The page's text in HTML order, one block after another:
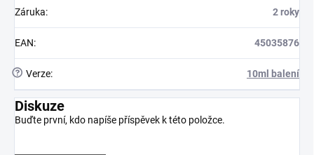
Záruka: 2 roky
EAN: 45035876
? Verze: 10ml balení
Diskuze
Buďte první, kdo napíše příspěvek k této položce.